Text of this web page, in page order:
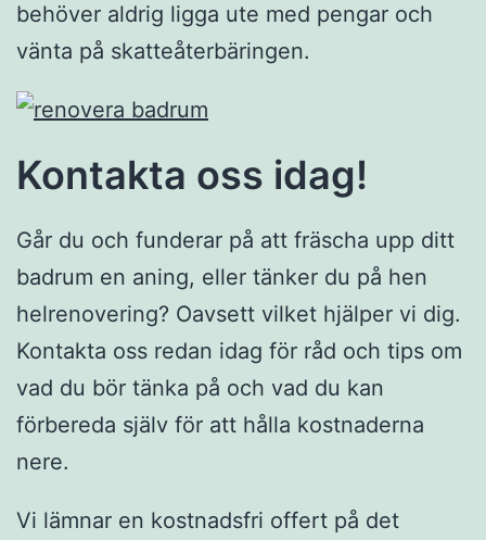
behöver aldrig ligga ute med pengar och
vänta på skatteåterbäringen.
Kontakta oss idag!
Går du och funderar på att fräscha upp ditt
badrum en aning, eller tänker du på hen
helrenovering? Oavsett vilket hjälper vi dig.
Kontakta oss redan idag för råd och tips om
vad du bör tänka på och vad du kan
förbereda själv för att hålla kostnaderna
nere.
Vi lämnar en kostnadsfri offert på det